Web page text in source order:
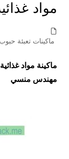
مواد
ماكينات تعبئة
مهندس منسي